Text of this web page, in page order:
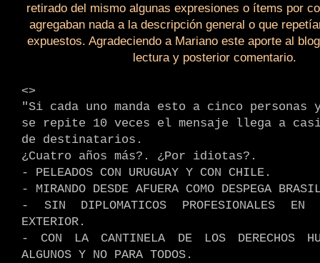
retirado del mismo algunas expresiones o ítems por
agregaban nada a la descripción general o que
expuestos. Agradeciendo a Mariano este aporte al
lectura y posterior comentario.
<>
"Si cada uno manda esto a cinco personas
se repite 10 veces el mensaje llega a
de destinatarios.
¿Cuatro años más?. ¿Por idiotas?.
- PELEADOS CON URUGUAY Y CON CHILE.
- MIRANDO DESDE AFUERA COMO DESPEGA
- SIN DIPLOMATICOS PROFESIONALES EN
EXTERIOR.
- CON LA CANTINELA DE LOS DERECHOS
ALGUNOS Y NO PARA TODOS.